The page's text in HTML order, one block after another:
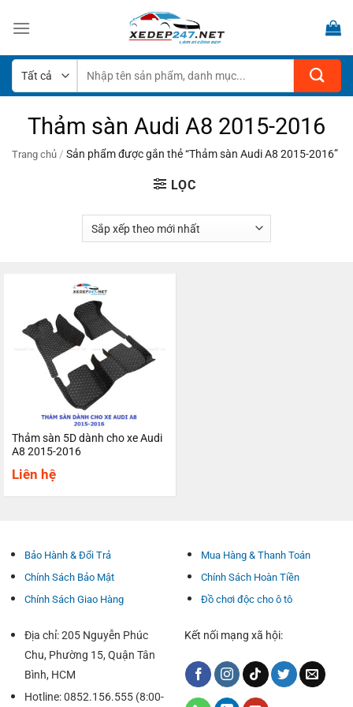
qua
dung
kiếm:
Thảm sàn Audi A8 2015-2016
Trang chủ / Sản phẩm được gắn thẻ “Thảm sàn Audi A8 2015-2016”
LỌC
Thảm sàn 5D dành cho xe Audi
A8 2015-2016
Liên hệ
Bảo Hành & Đổi Trả
Chính Sách Bảo Mật
Chính Sách Giao Hàng
Mua Hàng & Thanh Toán
Chính Sách Hoàn Tiền
Đồ chơi độc cho ô tô
Địa chỉ: 205 Nguyễn Phúc
Chu, Phường 15, Quận Tân
Bình, HCM
Hotline: 0852.156.555 (8:00-
Kết nối mạng xã hội: